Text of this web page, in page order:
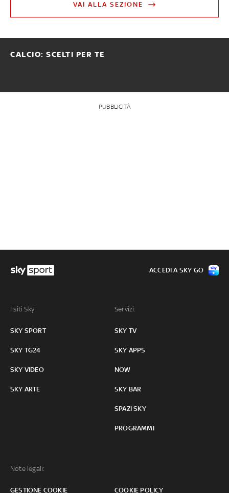
VAI ALLA SEZIONE
CALCIO: SCELTI PER TE
PUBBLICITÀ
I siti Sky:
SKY SPORT
SKY TG24
SKY VIDEO
SKY ARTE
Servizi:
SKY TV
SKY APPS
NOW
SKY BAR
SPAZI SKY
PROGRAMMI
Note legali:
GESTIONE COOKIE COOKIE POLICY
ACCEDI A SKY GO